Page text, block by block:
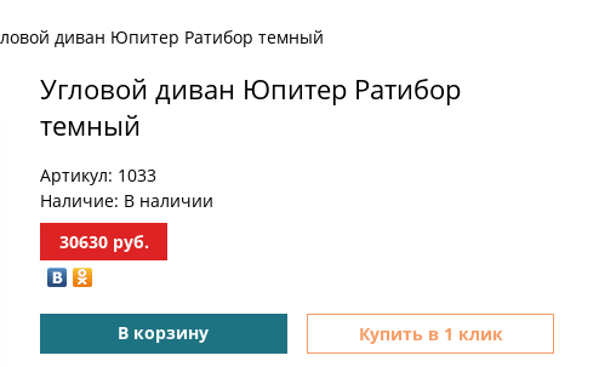
диван Юпитер Ратибор темный
Угловой диван Юпитер Ратибор
темный
Артикул: 1033
Наличие: В наличии
30630руб.
В корзину Купить в 1 клик